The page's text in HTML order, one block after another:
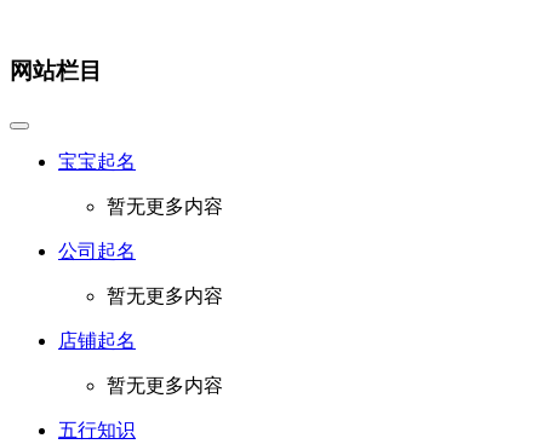
网站栏目
宝宝起名
暂无更多内容
公司起名
暂无更多内容
店铺起名
暂无更多内容
五行知识